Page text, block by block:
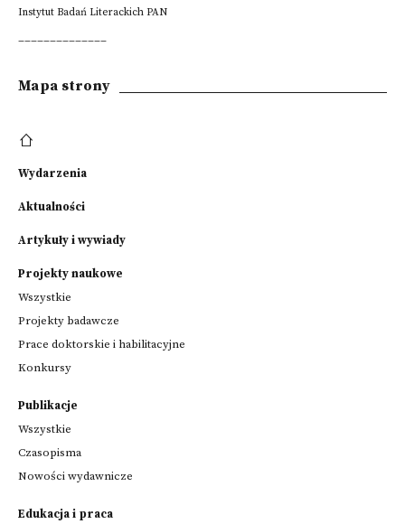
Instytut Badań Literackich PAN
______________
Mapa strony
Wydarzenia
Aktualności
Artykuły i wywiady
Projekty naukowe
Wszystkie
Projekty badawcze
Prace doktorskie i habilitacyjne
Konkursy
Publikacje
Wszystkie
Czasopisma
Nowości wydawnicze
Edukacja i praca